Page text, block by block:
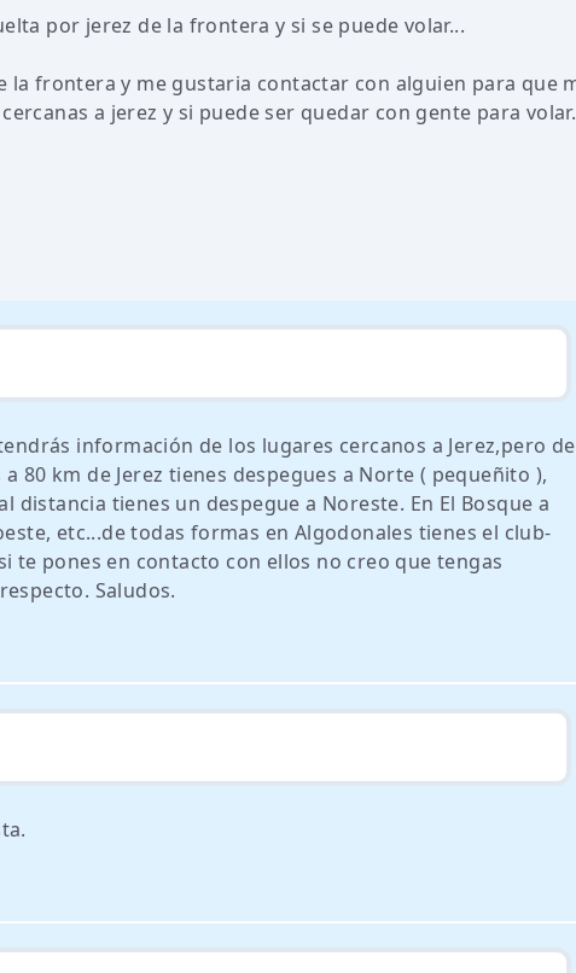
por jerez de la frontera y si se puede volar...
la frontera y me gustaria contactar con alguien para que
a jerez y si puede ser quedar con gente para volar.
información de los lugares cercanos a Jerez,pero de
80 km de Jerez tienes despegues a Norte ( pequeñito ),
distancia tienes un despegue a Noreste. En El Bosque a
etc...de todas formas en Algodonales tienes el club-
te pones en contacto con ellos no creo que tengas
Saludos.